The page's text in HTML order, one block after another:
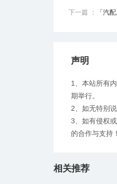
下一篇 ： 「汽
声明
1、本站所有
期举行。
2、如无特别
3、如有侵权
的合作与支持！
相关推荐